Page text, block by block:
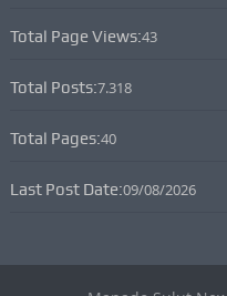
Total Page Views:43
Total Posts:7.318
Total Pages:40
Last Post Date:09/08/2026